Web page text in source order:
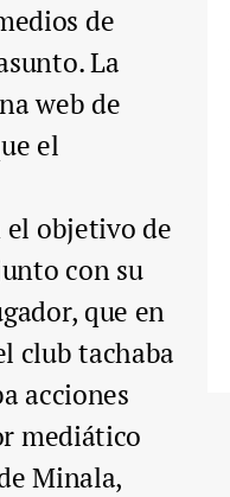
de
La
web de
el
el objetivo de
con su
que en
club tachaba
acciones
mediático
Minala,